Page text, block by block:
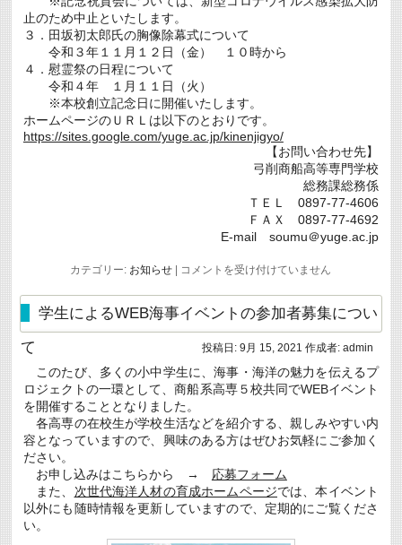
つ
て
は
止のため中止といたします。
３．田坂初太郎氏の胸像除幕式について
令和３年１１月１２日（金） １０時から
４．慰霊祭の日程について
令和４年 １月１１日（火）
※本校創立記念日に開催いたします。
ホームページのＵＲＬは以下のとおりです。
https://sites.google.com/yuge.ac.jp/kinenjigyo/
【お問い合わせ先】
弓削商船高等専門学校
総務課総務係
ＴＥＬ 0897-77-4606
ＦＡＸ 0897-77-4692
E-mail soumu＠yuge.ac.jp
カテゴリー: お知らせ
創
１
２
０
周
専
創
立
５
０
周
念
事
業
日
コメントを受け付けていません
学生によるWEB海事イベントの参加者募集につい
て
投稿日: 9月 15, 2021 作成者: admin
このたび、多くの小中学生に、海事・海洋の魅力を伝えるプ
ロジェクトの一環として、商船系高専５校共同でWEBイベント
を開催することとなりました。
各高専の在校生が学校生活などを紹介する、親しみやすい内
容となっていますので、興味のある方はぜひお気軽にご参加く
ださい。
お申し込みはこちらから → 応募フォーム
また、 次世代海洋人材の育成ホームページでは、本イベント
以外にも随時情報を更新していますので、定期的にご覧くださ
い。